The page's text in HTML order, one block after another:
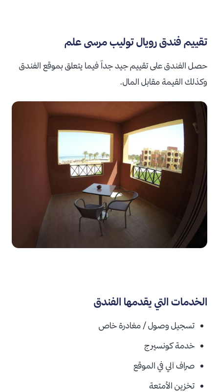
تقييم فندق رويال توليب مرسى علم
حصل الفندق على تقييم جيد جداً فيما يتعلق بموقع الفندق
وكذلك القيمة مقابل المال.
الخدمات التي يقدمها الفندق
تسجيل وصول / مغادرة خاص
خدمة كونسيرج
صراف آلي في الموقع
تخزين الأمتعة